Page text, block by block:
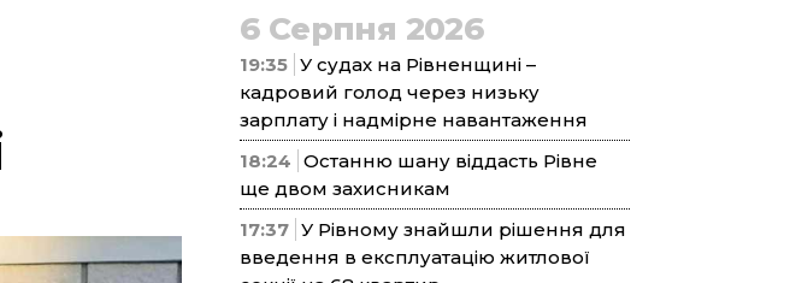
6 Серпня 2026
19:35 У судах на Рівненщині –
кадровий голод через низьку
зарплату і надмірне навантаження
18:24 Останню шану віддасть Рівне
ще двом захисникам
17:37 У Рівному знайшли рішення для
введення в експлуатацію житлової